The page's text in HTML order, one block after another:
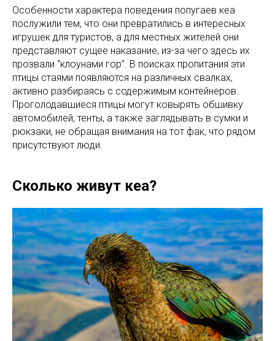
Особенности характера поведения попугаев кеа
послужили тем, что они превратились в интересных
игрушек для туристов, а для местных жителей они
представляют сущее наказание, из-за чего здесь их
прозвали “клоунами гор”. В поисках пропитания эти
птицы стаями появляются на различных свалках,
активно разбираясь с содержимым контейнеров.
Проголодавшиеся птицы могут ковырять обшивку
автомобилей, тенты, а также заглядывать в сумки и
рюкзаки, не обращая внимания на тот фак, что рядом
присутствуют люди.
Сколько живут кеа?